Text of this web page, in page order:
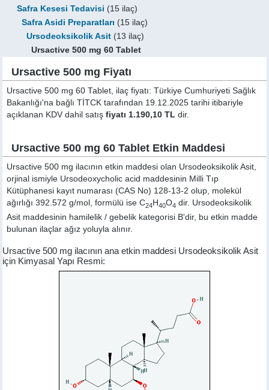
Safra Kesesi Tedavisi (15 ilaç)
Safra Asidi Preparatları (15 ilaç)
Ursodeoksikolik Asit (13 ilaç)
Ursactive 500 mg 60 Tablet
Ursactive 500 mg Fiyatı
Ursactive 500 mg 60 Tablet, ilaç fiyatı: Türkiye Cumhuriyeti Sağlık
Bakanlığı'na bağlı TİTCK tarafından 19.12.2025 tarihi itibariyle
açıklanan KDV dahil satışfiyatı 1.190,10 TL dir.
Ursactive 500 mg 60 Tablet Etkin Maddesi
Ursactive 500 mg ilacının etkin maddesi olan Ursodeoksikolik Asit,
orjinal ismiyle Ursodeoxycholic acid maddesinin Milli Tıp
Kütüphanesi kayıt numarası (CAS No) 128-13-2 olup, molekül
ağırlığı 392.572 g/mol, formülü ise C24H 40O4 dir. Ursodeoksikolik
Asit maddesinin hamilelik / gebelik kategorisi B'dir, bu etkin madde
bulunan ilaçlar ağız yoluyla alınır.
Ursactive 500 mg ilacının ana etkin maddesi Ursodeoksikolik Asit
için Kimyasal Yapı Resmi: